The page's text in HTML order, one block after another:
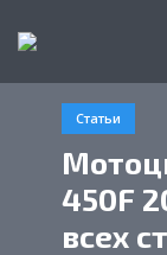
Статьи
450F
всех